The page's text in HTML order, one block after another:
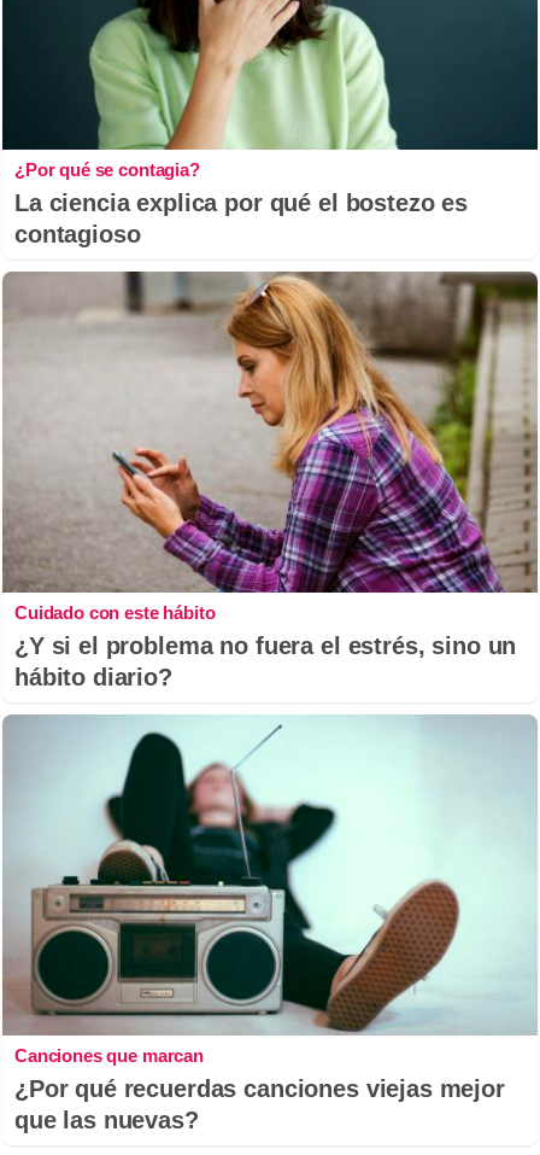
¿Por qué se contagia?
La ciencia explica por qué el bostezo es
contagioso
Cuidado con este hábito
¿Y si el problema no fuera el estrés, sino un
hábito diario?
Canciones que marcan
¿Por qué recuerdas canciones viejas mejor
que las nuevas?